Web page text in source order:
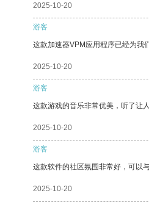
2025-10-20
游客
这款加速器VPM应用程序已经为我
2025-10-20
游客
这款游戏的音乐非常优美，听了让人
2025-10-20
游客
这款软件的社区氛围非常好，可以
2025-10-20